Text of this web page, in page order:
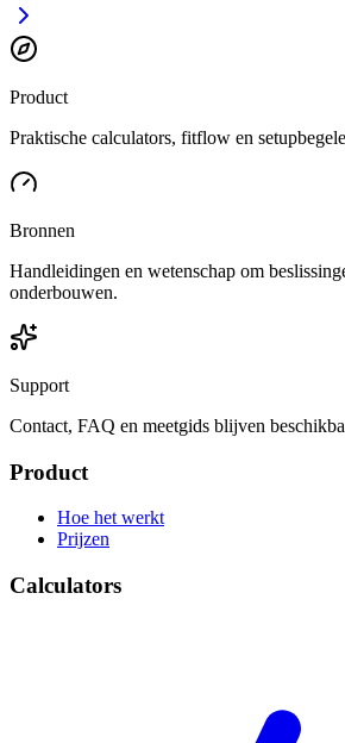
Product
Praktische calculators, fitflow en
Bronnen
Handleidingen en wetenschap om
onderbouwen.
Support
Contact, FAQ en meetgids blijven
Product
Hoe het werkt
Prijzen
Calculators